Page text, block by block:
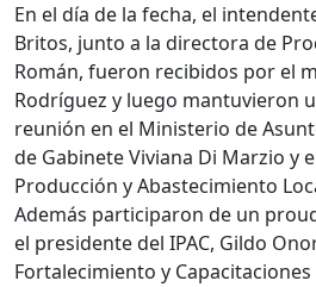
En el día de la fecha, el
Britos, junto a la directora de
Román, fueron recibidos por el
Rodríguez y luego mantuvieron
reunión en el Ministerio de
de Gabinete Viviana Di Marzio y
Producción y Abastecimiento
Además participaron de un
el presidente del IPAC, Gildo
Fortalecimiento y